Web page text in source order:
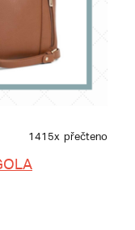
1415x přečteno